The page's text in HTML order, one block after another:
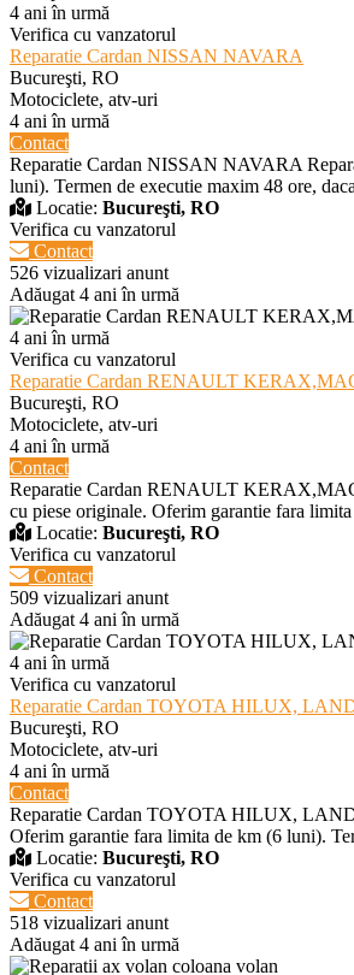
4 ani în urmă
Verifica cu vanzatorul
Reparatie Cardan NISSAN NAVARA
Bucureşti, RO
Motociclete, atv-uri
4 ani în urmă
Contact
Reparatie Cardan NISSAN NAVARA
luni). Termen de executie maxim 48 ore,
Locatie: Bucureşti, RO
Verifica cu vanzatorul
Contact
526 vizualizari anunt
Adăugat 4 ani în urmă
4 ani în urmă
Verifica cu vanzatorul
Reparatie Cardan RENAULT
Bucureşti, RO
Motociclete, atv-uri
4 ani în urmă
Contact
Reparatie Cardan RENAULT
cu piese originale. Oferim garantie fara
Locatie: Bucureşti, RO
Verifica cu vanzatorul
Contact
509 vizualizari anunt
Adăugat 4 ani în urmă
4 ani în urmă
Verifica cu vanzatorul
Reparatie Cardan TOYOTA HILUX,
Bucureşti, RO
Motociclete, atv-uri
4 ani în urmă
Contact
Reparatie Cardan TOYOTA HILUX,
Oferim garantie fara limita de km (6 luni).
Locatie: Bucureşti, RO
Verifica cu vanzatorul
Contact
518 vizualizari anunt
Adăugat 4 ani în urmă